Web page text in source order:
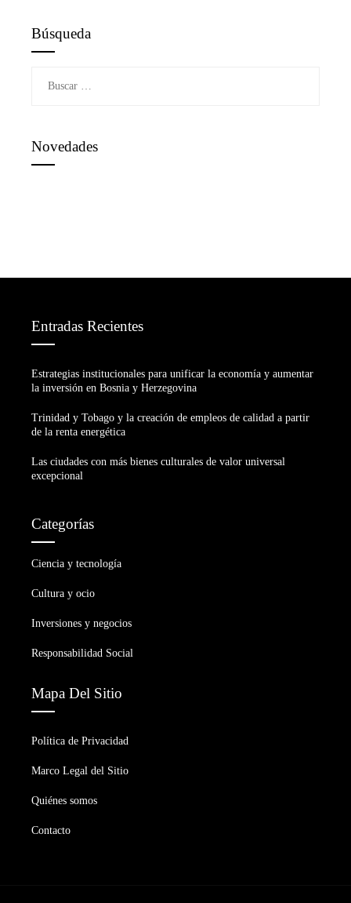
Búsqueda
Novedades
Entradas Recientes
Estrategias institucionales para unificar la economía y aumentar
la inversión en Bosnia y Herzegovina
Trinidad y Tobago y la creación de empleos de calidad a partir
de la renta energética
Las ciudades con más bienes culturales de valor universal
excepcional
Categorías
Ciencia y tecnología
Cultura y ocio
Inversiones y negocios
Responsabilidad Social
Mapa Del Sitio
Política de Privacidad
Marco Legal del Sitio
Quiénes somos
Contacto